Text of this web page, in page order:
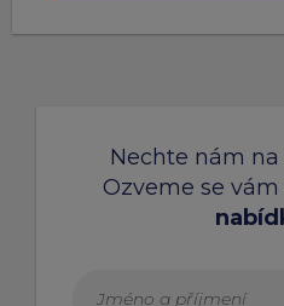
Nechte nám
Ozveme se vám